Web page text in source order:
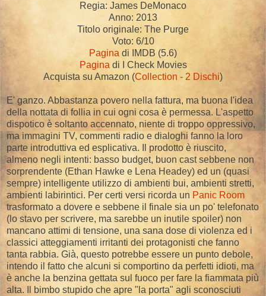
Regia: James DeMonaco
Anno: 2013
Titolo originale: The Purge
Voto: 6/10
Pagina di IMDB (5.6)
Paginadi I Check Movies
Acquista su Amazon (Collection - 2 Dischi)
E' ganzo. Abbastanza povero nella fattura, ma buona l'idea
della nottata di follia in cui ogni cosa è permessa. L'aspetto
dispotico è soltanto accennato, niente di troppo oppressivo,
ma immagini TV, commenti radio e dialoghi fanno la loro
parte introduttiva ed esplicativa. Il prodotto è riuscito,
almeno negli intenti: basso budget, buon cast sebbene non
sorprendente (Ethan Hawke e Lena Headey) ed un (quasi
sempre) intelligente utilizzo di ambienti bui, ambienti stretti,
ambienti labirintici. Per certi versi ricorda un Panic Room
trasformato a dovere e sebbene il finale sia un po' telefonato
(lo stavo per scrivere, ma sarebbe un inutile spoiler) non
mancano attimi di tensione, una sana dose di violenza ed i
classici atteggiamenti irritanti dei protagonisti che fanno
tanta rabbia. Già, questo potrebbe essere un punto debole,
intendo il fatto che alcuni si comportino da perfetti idioti, ma
è anche la benzina gettata sul fuoco per fare la fiammata più
alta. Il bimbo stupido che apre "la porta" agli sconosciuti